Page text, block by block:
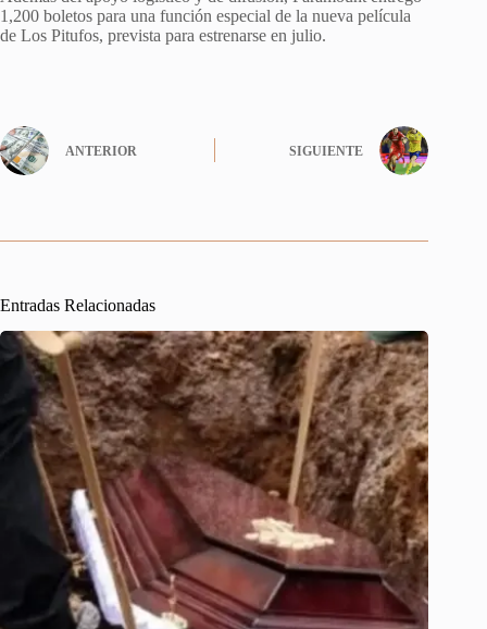
1,200 boletos para una función especial de la nueva película
de Los Pitufos, prevista para estrenarse en julio.
ANTERIOR SIGUIENTE
Entradas Relacionadas